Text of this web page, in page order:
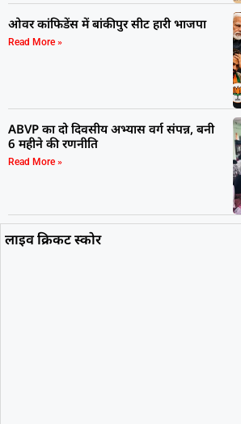
ओवर कांफिडेंस में बांकीपुर सीट हारी भाजपा
Read More »
ABVP का दो दिवसीय अभ्यास वर्ग संपन्न, बनी
6 महीने की रणनीति
Read More »
लाइव क्रिकट स्कोर